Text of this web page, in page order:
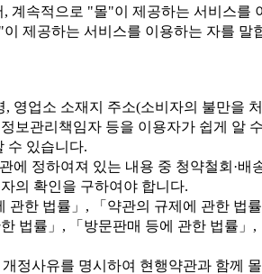
계속적으로 "몰"이 제공하는 서비스를
제공하는 서비스를 이용하는 자를 말
영업소 소재지 주소(소비자의 불만을
보관리책임자 등을 이용자가 쉽게 알
수 있습니다.
에 정하여져 있는 내용 중 청약철회·
의 확인을 구하여야 합니다.
한 법률」, 「약관의 규제에 관한 법
법률」, 「방문판매 등에 관한 법률
정사유를 명시하여 현행약관과 함께